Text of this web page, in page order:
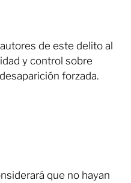
de este delito al
y control sobre
forzada.
que no hayan